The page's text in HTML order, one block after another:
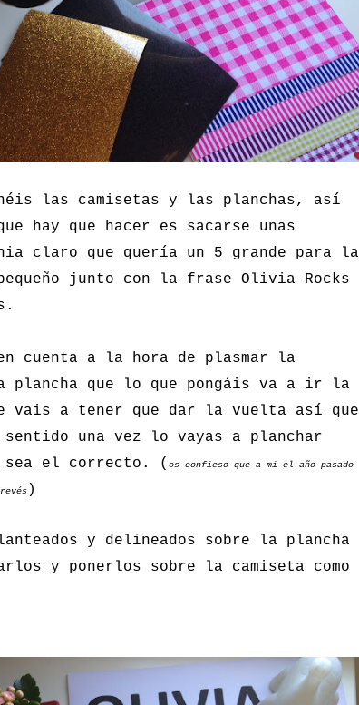
las camisetas y las planchas, así
hay que hacer es sacarse unas
claro que quería un 5 grande para la
junto con la frase Olivia Rocks
cuenta a la hora de plasmar la
que lo que pongáis va a ir la
vais a tener que dar la vuelta así que
una vez lo vayas a planchar
sea el correcto. ( os confieso que a mi el año pasado
)
y delineados sobre la plancha
y ponerlos sobre la camiseta como